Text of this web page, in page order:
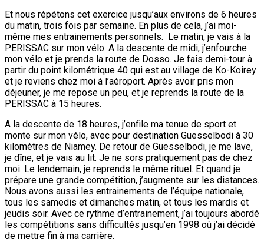
Et nous répétons cet exercice jusqu’aux environs de 6 heures
du matin, trois fois par semaine. En plus de cela, j’ai moi-
même mes entrainements personnels. Le matin, je vais à la
PERISSAC sur mon vélo. A la descente de midi, j’enfourche
mon vélo et je prends la route de Dosso. Je fais demi-tour à
partir du point kilométrique 40 qui est au village de Ko-Koirey
et je reviens chez moi à l’aéroport. Après avoir pris mon
déjeuner, je me repose un peu, et je reprends la route de la
PERISSAC à 15 heures.
A la descente de 18 heures, j’enfile ma tenue de sport et
monte sur mon vélo, avec pour destination Guesselbodi à 30
kilomètres de Niamey. De retour de Guesselbodi, je me lave,
je dîne, et je vais au lit. Je ne sors pratiquement pas de chez
moi. Le lendemain, je reprends le même rituel. Et quand je
prépare une grande compétition, j’augmente sur les distances.
Nous avons aussi les entrainements de l’équipe nationale,
tous les samedis et dimanches matin, et tous les mardis et
jeudis soir. Avec ce rythme d’entrainement, j’ai toujours abordé
les compétitions sans difficultés jusqu’en 1998 où j’ai décidé
de mettre fin à ma carrière.